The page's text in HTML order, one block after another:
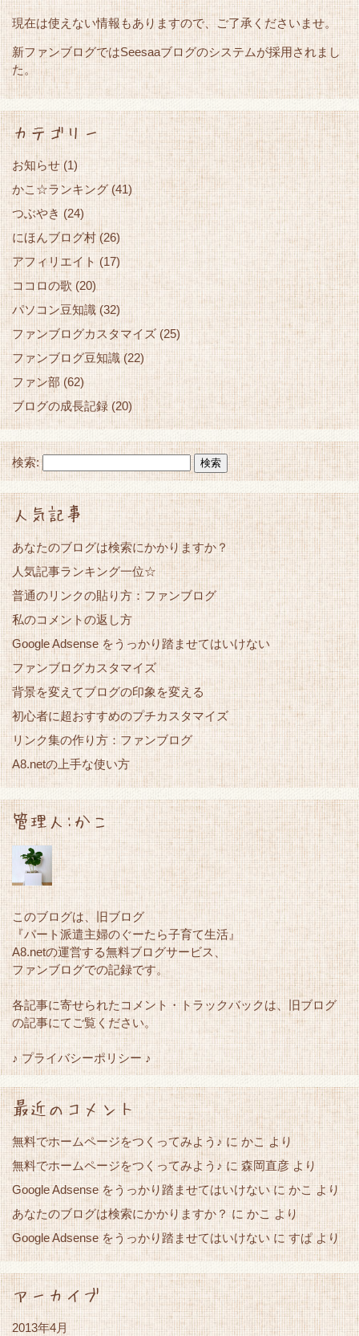
現在は使えない情報もありますので、ご了承くださいませ。
新ファンブログではSeesaaブログのシステムが採用されまし
た。
カテゴリー
お知らせ (1)
かこ☆ランキング(41)
つぶやき (24)
にほんブログ村 (26)
アフィリエイト (17)
ココロの歌 (20)
パソコン豆知識(32)
ファンブログカスタマイズ (25)
ファンブログ豆知識(22)
ファン部 (62)
ブログの成長記録 (20)
検索:
人気記事
あなたのブログは検索にかかりますか？
人気記事ランキング一位☆
普通のリンクの貼り方：ファンブログ
私のコメントの返し方
Google Adsense をうっかり踏ませてはいけない
ファンブログカスタマイズ
背景を変えてブログの印象を変える
初心者に超おすすめのプチカスタマイズ
リンク集の作り方：ファンブログ
A8.netの上手な使い方
管理人:かこ
このブログは、旧ブログ
『パート派遣主婦のぐーたら子育て生活』
A8.netの運営する無料ブログサービス、
ファンブログでの記録です。
各記事に寄せられたコメント・トラックバックは、旧ブログ
の記事にてご覧ください。
♪ プライバシーポリシー ♪
最近のコメント
無料でホームページをつくってみよう♪ に かこ より
無料でホームページをつくってみよう♪ に森岡直彦より
Google Adsense をうっかり踏ませてはいけないにかこより
あなたのブログは検索にかかりますか？ に かこ より
Google Adsense をうっかり踏ませてはいけない に すぱ より
アーカイブ
2013年4月